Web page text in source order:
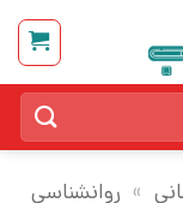
» روانشناسی